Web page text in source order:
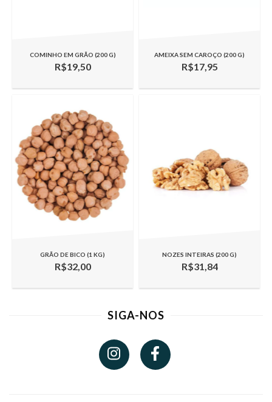
COMINHO EM GRÃO (200 G)
R$19,50
AMEIXA SEM CAROÇO (200 G)
R$17,95
GRÃO DE BICO (1 KG)
R$32,00
NOZES INTEIRAS (200 G)
R$31,84
SIGA-NOS